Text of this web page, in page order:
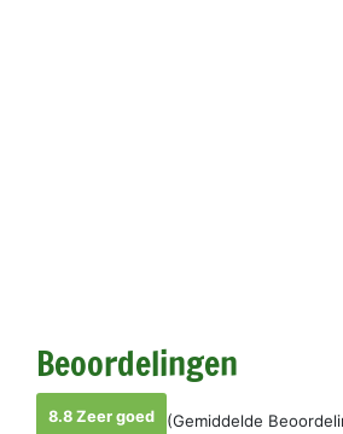
Beoordelingen
8.8 Zeer goed (Gemiddelde